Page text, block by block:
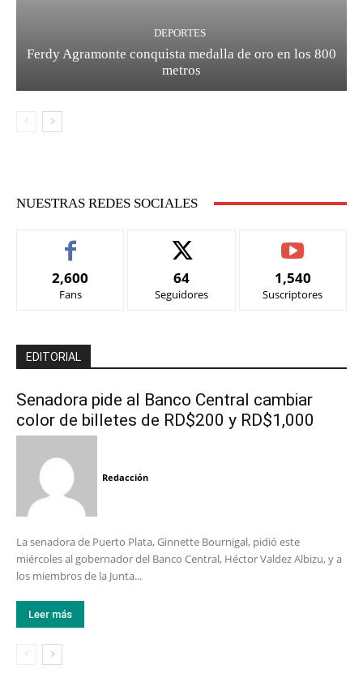
DEPORTES
Ferdy Agramonte conquista medalla de oro en los 800
metros
NUESTRAS REDES SOCIALES
2,600
Fans
64
Seguidores
1,540
Suscriptores
EDITORIAL
Senadora pide al Banco Central cambiar
color de billetes de RD$200 y RD$1,000
Redacción
La senadora de Puerto Plata, Ginnette Bournigal, pidió este
miércoles al gobernador del Banco Central, Héctor Valdez Albizu, y a
los miembros de la Junta...
Leer más